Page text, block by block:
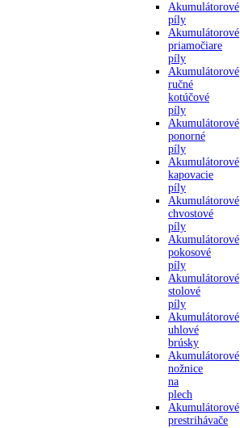
Akumulátorové
píly
Akumulátorové
priamočiare
píly
Akumulátorové
ručné
kotúčové
píly
Akumulátorové
ponorné
píly
Akumulátorové
kapovacie
píly
Akumulátorové
chvostové
píly
Akumulátorové
pokosové
píly
Akumulátorové
stolové
píly
Akumulátorové
uhlové
brúsky
Akumulátorové
nožnice
na
plech
Akumulátorové
prestrihávače